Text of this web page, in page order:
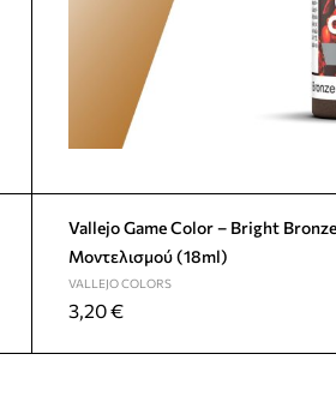
Vallejo Game Color – Bright
Μοντελισμού (18ml)
VALLEJO COLORS
3,20€